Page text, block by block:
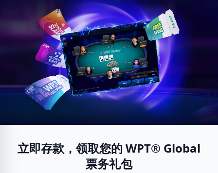
立即存款，领取您的 WPT® Global
票务礼包